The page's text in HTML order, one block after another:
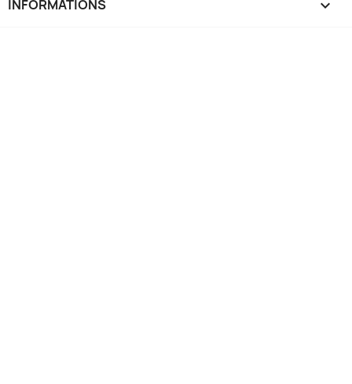
INFORMATIONS keyboard_arrow_down